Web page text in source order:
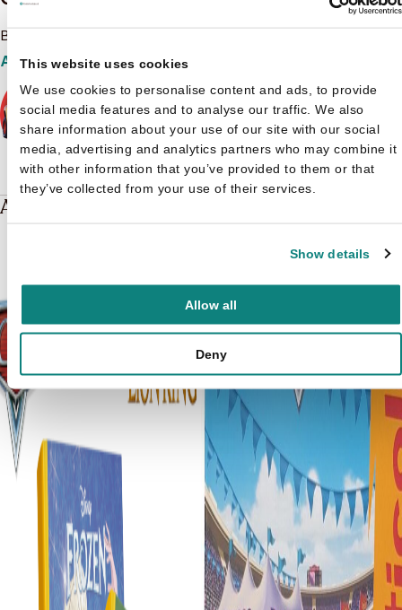
This website uses cookies
We use cookies to personalise content and ads, to provide
social media features and to analyse our traffic. We also
share information about your use of our site with our social
media, advertising and analytics partners who may combine it
with other information that you’ve provided to them or that
they’ve collected from your use of their services.
Show details
Allow all
Deny
Bekijk het boeken aanbod van Cars
Aanbod
Andere boeken over Cars